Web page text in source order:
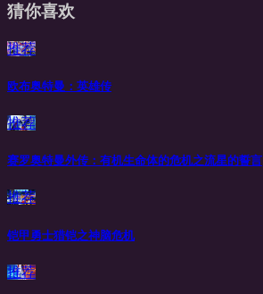
猜你喜欢
推荐
欧布奥特曼：英雄传
推荐
赛罗奥特曼外传：有机生命体的危机之流星的誓言
推荐
铠甲勇士猎铠之神脑危机
推荐